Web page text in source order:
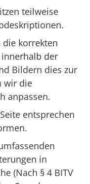
teilweise
korrekten
der
Bildern dies zur
wir die
anpassen.
entsprechen
in
(Nach § 4 BITV